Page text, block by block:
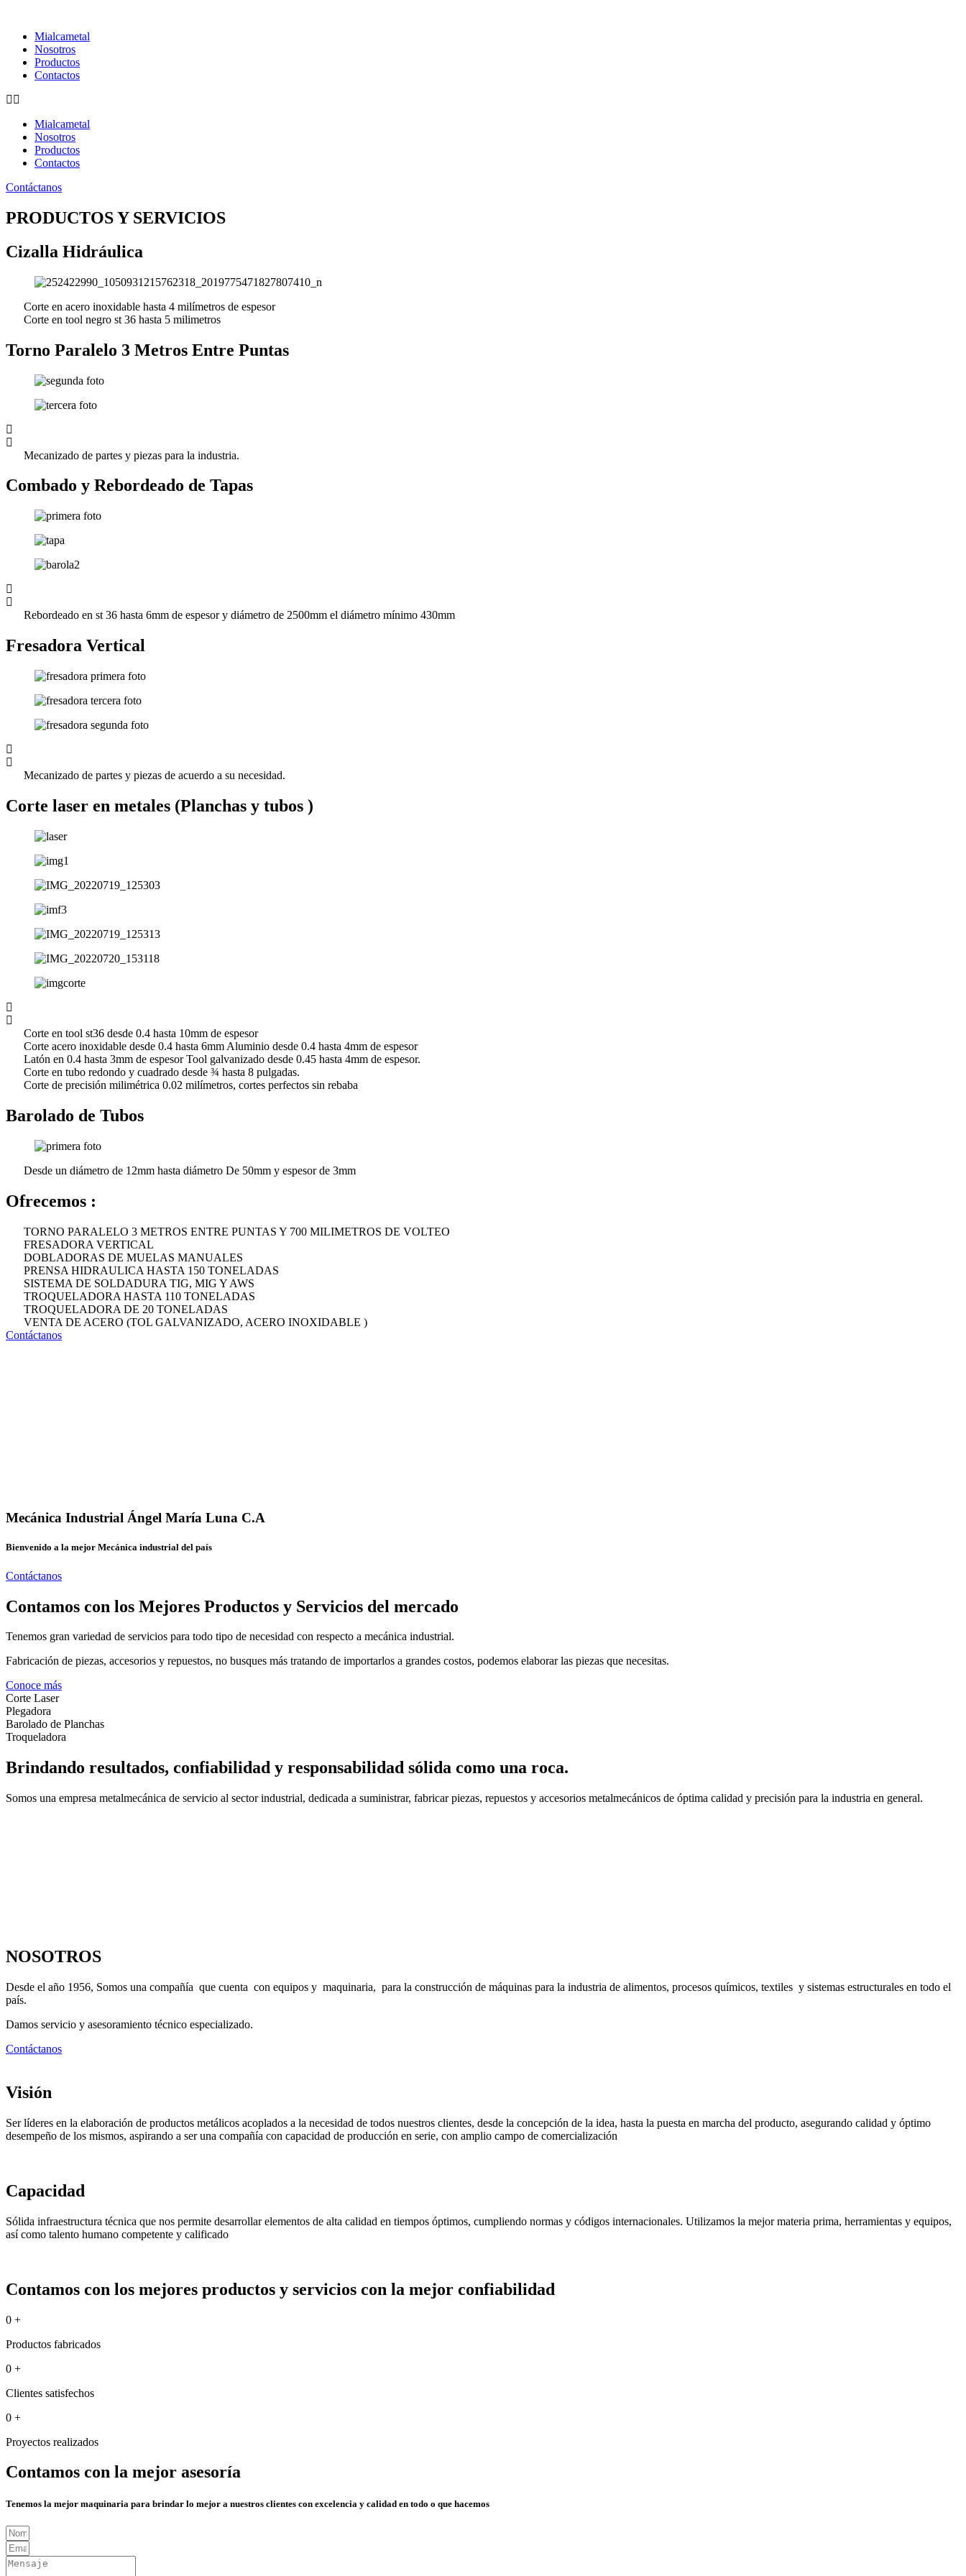
contenidoMialcametal
Nosotros
Productos
Contactos
Mialcametal
Nosotros
Productos
Contactos
Contáctanos
PRODUCTOS Y SERVICIOS
Cizalla Hidráulica
Corte en acero inoxidable hasta 4 milímetros de espesor
Corte en tool negro st 36 hasta 5 milimetros
Torno Paralelo 3 Metros Entre Puntas
Mecanizado de partes y piezas para la industria.
Combado y Rebordeado de Tapas
Rebordeado en st 36 hasta 6mm de espesor y diámetro de 2500mm el diámetro mínimo 430mm
Fresadora Vertical
Mecanizado de partes y piezas de acuerdo a su necesidad.
Corte laser en metales (Planchas y tubos )
Corte en tool st36 desde 0.4 hasta 10mm de espesor
Corte acero inoxidable desde 0.4 hasta 6mm Aluminio desde 0.4 hasta 4mm de espesor
Latón en 0.4 hasta 3mm de espesor Tool galvanizado desde 0.45 hasta 4mm de espesor.
Corte en tubo redondo y cuadrado desde ¾ hasta 8 pulgadas.
Corte de precisión milimétrica 0.02 milímetros, cortes perfectos sin rebaba
Barolado de Tubos
Desde un diámetro de 12mm hasta diámetro De 50mm y espesor de 3mm
Ofrecemos :
TORNO PARALELO 3 METROS ENTRE PUNTAS Y 700 MILIMETROS DE VOLTEO
FRESADORA VERTICAL
DOBLADORAS DE MUELAS MANUALES
PRENSA HIDRAULICA HASTA 150 TONELADAS
SISTEMA DE SOLDADURA TIG, MIG Y AWS
TROQUELADORA HASTA 110 TONELADAS
TROQUELADORA DE 20 TONELADAS
VENTA DE ACERO (TOL GALVANIZADO, ACERO INOXIDABLE )
Contáctanos
Mecánica Industrial Ángel María Luna C.A
Bienvenido a la mejor Mecánica industrial del país
Contáctanos
Contamos con los Mejores Productos y Servicios del mercado
Tenemos gran variedad de servicios para todo tipo de necesidad con respecto a mecánica industrial.
Fabricación de piezas, accesorios y repuestos, no busques más tratando de importarlos a grandes costos, podemos elaborar las piezas que necesitas.
Conoce más
Corte Laser
Plegadora
Barolado de Planchas
Troqueladora
Brindando resultados, confiabilidad y responsabilidad sólida como una roca.
Somos una empresa metalmecánica de servicio al sector industrial, dedicada a suministrar, fabricar piezas, repuestos y accesorios metalmecánicos de óptima calidad y precisión para la industria en general.
NOSOTROS
Desde el año 1956, Somos una compañía que cuenta con equipos y maquinaria, para la construcción de máquinas para la industria de alimentos, procesos químicos, textiles y sistemas estructurales en todo el
país.
Damos servicio y asesoramiento técnico especializado.
Contáctanos
Visión
Ser líderes en la elaboración de productos metálicos acoplados a la necesidad de todos nuestros clientes, desde la concepción de la idea, hasta la puesta en marcha del producto, asegurando calidad y óptimo
desempeño de los mismos, aspirando a ser una compañía con capacidad de producción en serie, con amplio campo de comercialización
Capacidad
Sólida infraestructura técnica que nos permite desarrollar elementos de alta calidad en tiempos óptimos, cumpliendo normas y códigos internacionales. Utilizamos la mejor materia prima, herramientas y equipos,
así como talento humano competente y calificado
Contamos con los mejores productos y servicios con la mejor confiabilidad
0 +
Productos fabricados
0 +
Clientes satisfechos
0 +
Proyectos realizados
Contamos con la mejor asesoría
Tenemos la mejor maquinaria para brindar lo mejor a nuestros clientes con excelencia y calidad en todo o que hacemos